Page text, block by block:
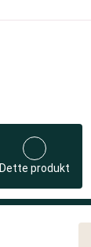
Dette produkt